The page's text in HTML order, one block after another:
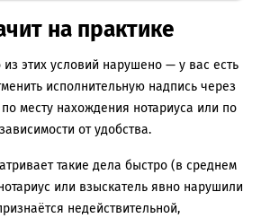
на практике
этих условий нарушено — у вас есть
исполнительную надпись через
месту нахождения нотариуса или по
от удобства.
такие дела быстро (в среднем
или взыскатель явно нарушили
недействительной,